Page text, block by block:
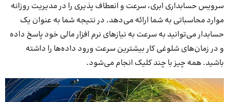
سرویس حسابداری ابری، سرعت و انعطاف پذیری را در مدیریت روزانه
موارد محاسباتی به شما ارائه می‌دهد. در نتیجه شما به عنوان یک
حسابدار می‌توانید به سرعت به نیازهای نرم افزار مالی خود پاسخ داده
و در زمان‌های شلوغی کار بیشترین سرعت ورود داده‌ها را داشته
باشید. همه چیز با چند کلیک انجام می‌شود.